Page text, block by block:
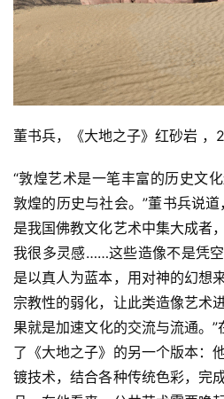
董书兵，《大地之子》红砂岩 ，
“敦煌艺术是一笔丰富的历史文
敦煌的历史与社会。”董书兵说
是我国佛教文化艺术中集大成者
我很多灵感……这些造像不是凭
是以真人为蓝本，用对神的幻想
宗教性的弱化，让此类造像艺术
果就是加速文化的交流与流通。
了《大地之子》的另一个版本：
镀技术，结合各种传统色彩，完